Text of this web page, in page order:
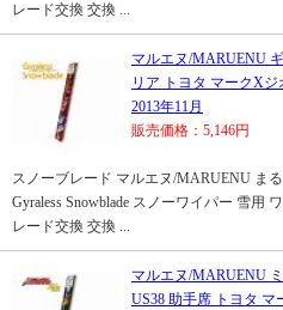
レード交換 交換 ...
マルエヌ/MARUENU
リア トヨタ マークXジ
2013年11月
販売価格：5,146円
スノーブレード マルエヌ/MARUENU ま
Gyraless Snowblade スノーワイパー 雪用
レード交換 交換 ...
マルエヌ/MARUENU
US38 助手席 トヨタ マ